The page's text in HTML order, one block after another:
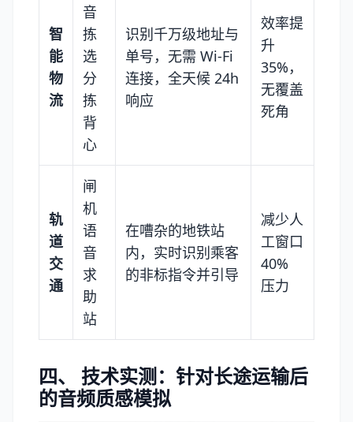
智
能
物
流
音
拣
选
分
拣
背
心
识别千万级地址与
单号，无需 Wi-Fi
连接，全天候 24h
响应
效率提
升
35%，
无覆盖
死角
轨
道
交
通
闸
机
语
音
求
助
站
在嘈杂的地铁站
内，实时识别乘客
的非标指令并引导
减少人
工窗口
40%
压力
四、 技术实测：针对长途运输后
的音频质感模拟